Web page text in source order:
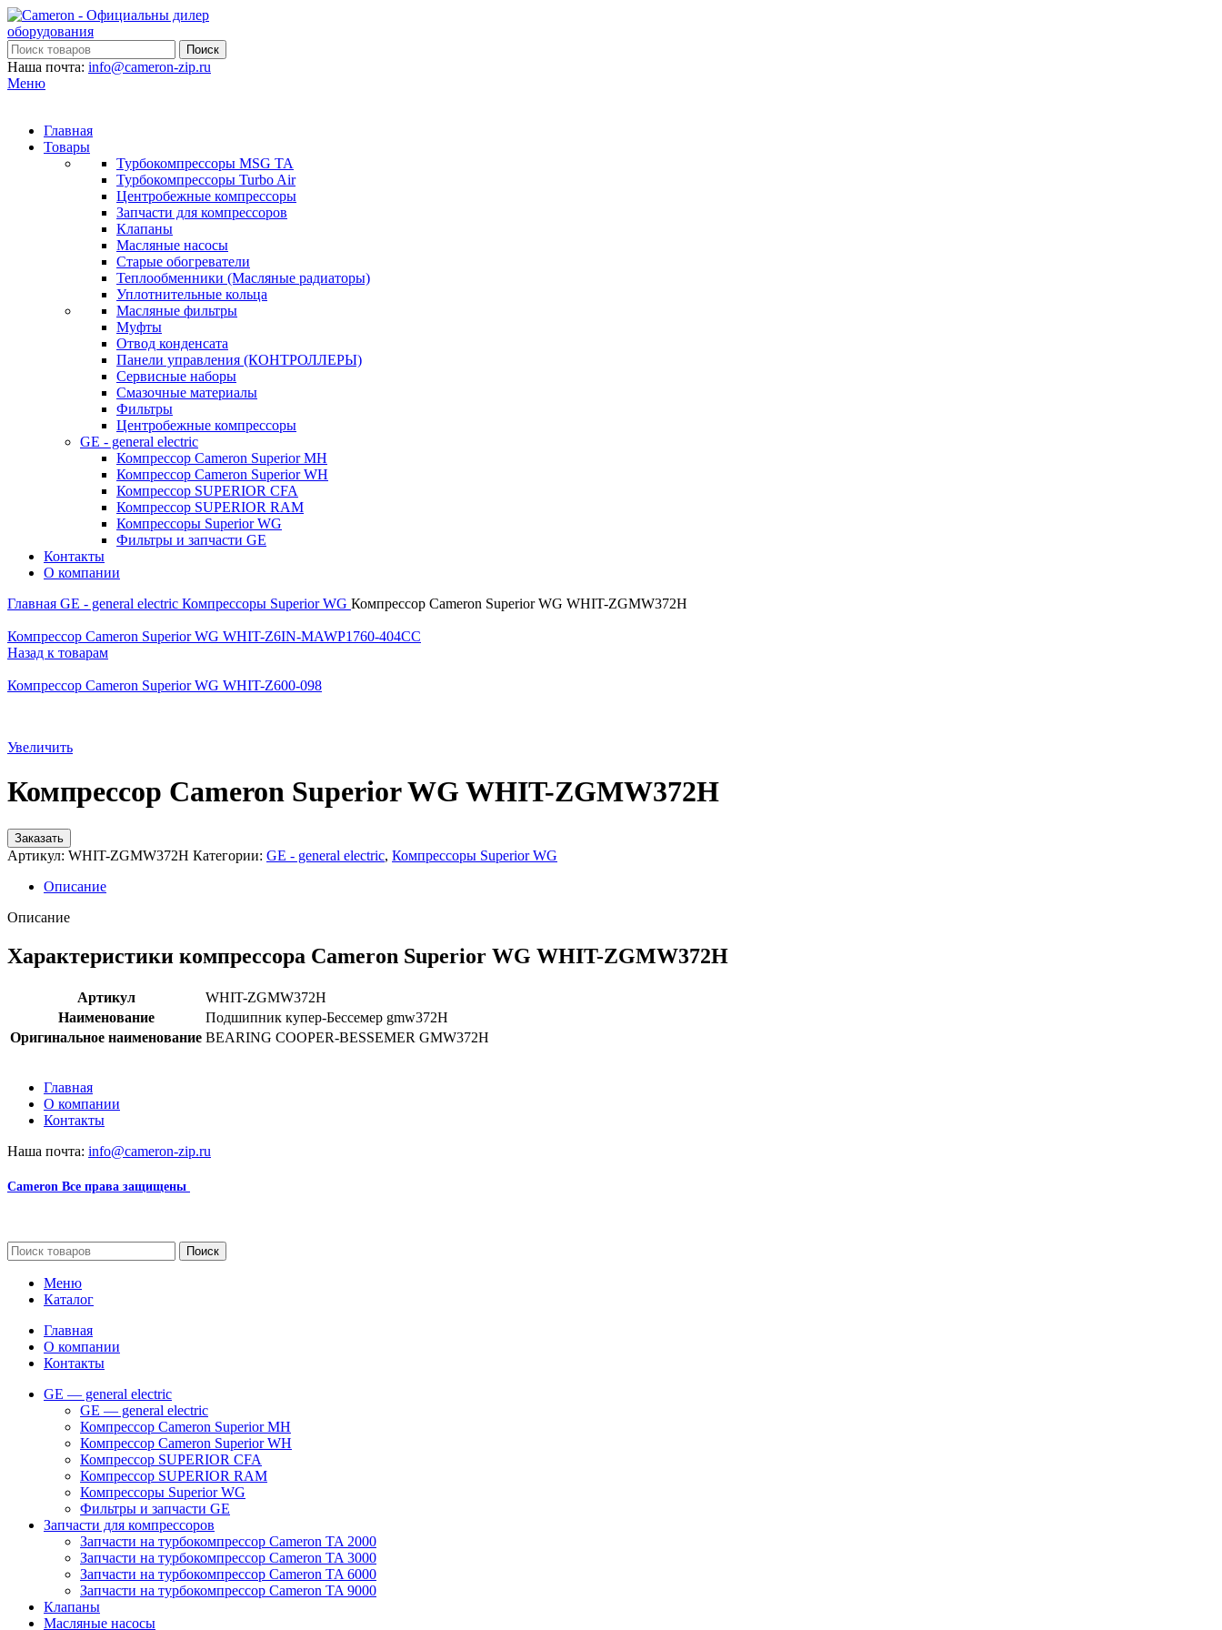
Поиск
Наша почта: info@cameron-zip.ru
Меню
Главная
Товары
Турбокомпрессоры MSG TA
Турбокомпрессоры Turbo Air
Центробежные компрессоры
Запчасти для компрессоров
Клапаны
Масляные насосы
Старые обогреватели
Теплообменники (Масляные радиаторы)
Уплотнительные кольца
Масляные фильтры
Муфты
Отвод конденсата
Панели управления (КОНТРОЛЛЕРЫ)
Сервисные наборы
Смазочные материалы
Фильтры
Центробежные компрессоры
GE - general electric
Компрессор Cameron Superior MH
Компрессор Cameron Superior WH
Компрессор SUPERIOR CFA
Компрессор SUPERIOR RAM
Компрессоры Superior WG
Фильтры и запчасти GE
Контакты
О компании
Главная GE - general electric Компрессоры Superior WG Компрессор Cameron Superior WG WHIT-ZGMW372H
Компрессор Cameron Superior WG WHIT-Z6IN-MAWP1760-404CC
Назад к товарам
Компрессор Cameron Superior WG WHIT-Z600-098
Увеличить
Компрессор Cameron Superior WG WHIT-ZGMW372H
Заказать
Артикул: WHIT-ZGMW372H Категории: GE - general electric, Компрессоры Superior WG
Описание
Описание
Характеристики компрессора Cameron Superior WG WHIT-ZGMW372H
Артикул
WHIT-ZGMW372H
Наименование
Подшипник купер-Бессемер gmw372H
Оригинальное наименование BEARING COOPER-BESSEMER GMW372H
Главная
О компании
Контакты
Наша почта: info@cameron-zip.ru
Cameron Все права защищены
Поиск
Меню
Каталог
Главная
О компании
Контакты
GE — general electric
GE — general electric
Компрессор Cameron Superior MH
Компрессор Cameron Superior WH
Компрессор SUPERIOR CFA
Компрессор SUPERIOR RAM
Компрессоры Superior WG
Фильтры и запчасти GE
Запчасти для компрессоров
Запчасти на турбокомпрессор Cameron TA 2000
Запчасти на турбокомпрессор Cameron TA 3000
Запчасти на турбокомпрессор Cameron TA 6000
Запчасти на турбокомпрессор Cameron TA 9000
Клапаны
Масляные насосы